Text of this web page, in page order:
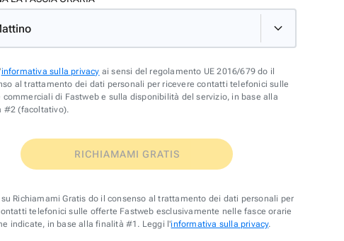
informativa sulla privacy ai sensi del regolamento UE 2016/679 do il
al trattamento dei dati personali per ricevere contatti telefonici sulle
commerciali di Fastweb e sulla disponibilità del servizio, in base alla
#2 (facoltativo).
RICHIAMAMI GRATIS
Richiamami Gratis do il consenso al trattamento dei dati personali per
telefonici sulle offerte Fastweb esclusivamente nelle fasce orarie
indicate, in base alla finalità #1. Leggi l'informativa sulla privacy.